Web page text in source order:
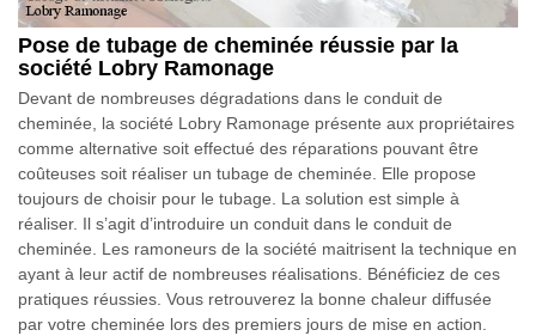
Pose de tubage de cheminée réussie par la
société Lobry Ramonage
Devant de nombreuses dégradations dans le conduit de
cheminée, la société Lobry Ramonage présente aux propriétaires
comme alternative soit effectué des réparations pouvant être
coûteuses soit réaliser un tubage de cheminée. Elle propose
toujours de choisir pour le tubage. La solution est simple à
réaliser. Il s’agit d’introduire un conduit dans le conduit de
cheminée. Les ramoneurs de la société maitrisent la technique en
ayant à leur actif de nombreuses réalisations. Bénéficiez de ces
pratiques réussies. Vous retrouverez la bonne chaleur diffusée
par votre cheminée lors des premiers jours de mise en action.